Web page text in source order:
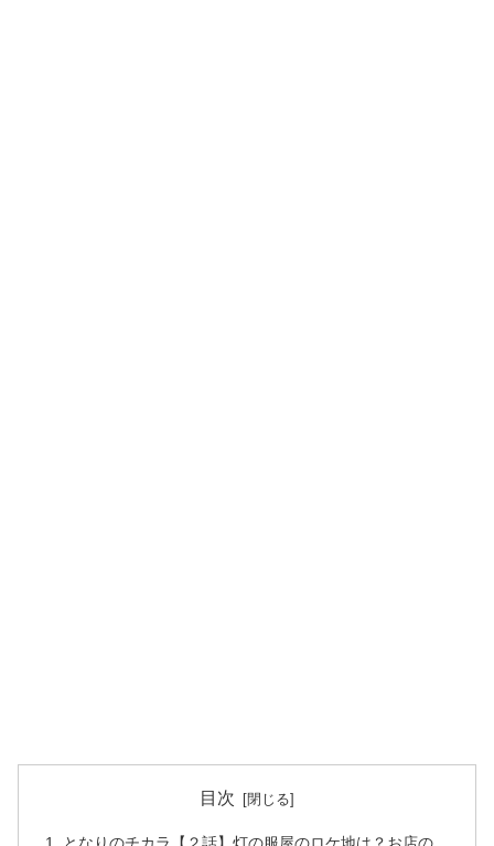
目次
となりのチカラ【２話】灯の服屋のロケ地は？お店の